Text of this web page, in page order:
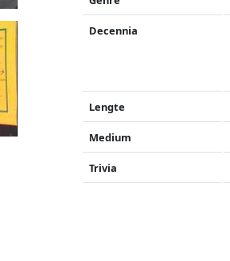
Decennia
Lengte
Medium
Trivia